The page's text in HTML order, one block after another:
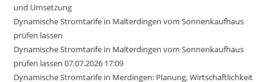
und Umsetzung
Dynamische Stromtarife in Malterdingen vom Sonnenkaufhaus
prüfen lassen
Dynamische Stromtarife in Malterdingen vom Sonnenkaufhaus
prüfen lassen 07.07.2026 17:09
Dynamische Stromtarife in Merdingen: Planung, Wirtschaftlichkeit